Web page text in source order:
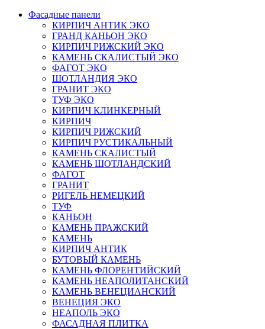
Фасадные панели
КИРПИЧ АНТИК ЭКО
ГРАНД КАНЬОН ЭКО
КИРПИЧ РИЖСКИЙ ЭКО
КАМЕНЬ СКАЛИСТЫЙ ЭКО
ФАГОТ ЭКО
ШОТЛАНДИЯ ЭКО
ГРАНИТ ЭКО
ТУФ ЭКО
КИРПИЧ КЛИНКЕРНЫЙ
КИРПИЧ
КИРПИЧ РИЖСКИЙ
КИРПИЧ РУСТИКАЛЬНЫЙ
КАМЕНЬ СКАЛИСТЫЙ
КАМЕНЬ ШОТЛАНДСКИЙ
ФАГОТ
ГРАНИТ
РИГЕЛЬ НЕМЕЦКИЙ
ТУФ
КАНЬОН
КАМЕНЬ ПРАЖСКИЙ
КАМЕНЬ
КИРПИЧ АНТИК
БУТОВЫЙ КАМЕНЬ
КАМЕНЬ ФЛОРЕНТИЙСКИЙ
КАМЕНЬ НЕАПОЛИТАНСКИЙ
КАМЕНЬ ВЕНЕЦИАНСКИЙ
ВЕНЕЦИЯ ЭКО
НЕАПОЛЬ ЭКО
ФАСАДНАЯ ПЛИТКА